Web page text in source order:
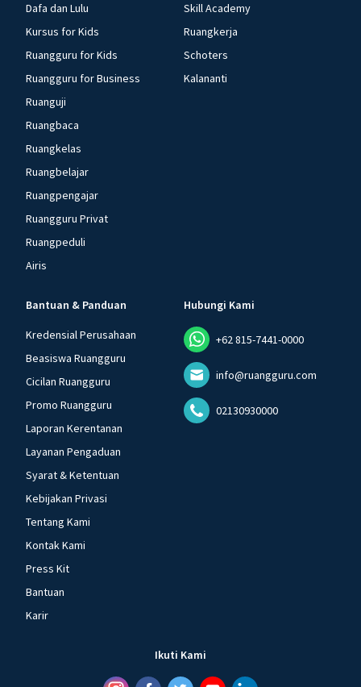
Dafa dan Lulu
Kursus for Kids
Ruangguru for Kids
Ruangguru for Business
Ruanguji
Ruangbaca
Ruangkelas
Ruangbelajar
Ruangpengajar
Ruangguru Privat
Ruangpeduli
Airis
Skill Academy
Ruangkerja
Schoters
Kalananti
Bantuan & Panduan
Kredensial Perusahaan
Beasiswa Ruangguru
Cicilan Ruangguru
Promo Ruangguru
Laporan Kerentanan
Layanan Pengaduan
Syarat & Ketentuan
Kebijakan Privasi
Tentang Kami
Kontak Kami
Press Kit
Bantuan
Karir
Hubungi Kami
+62 815-7441-0000
info@ruangguru.com
02130930000
Ikuti Kami